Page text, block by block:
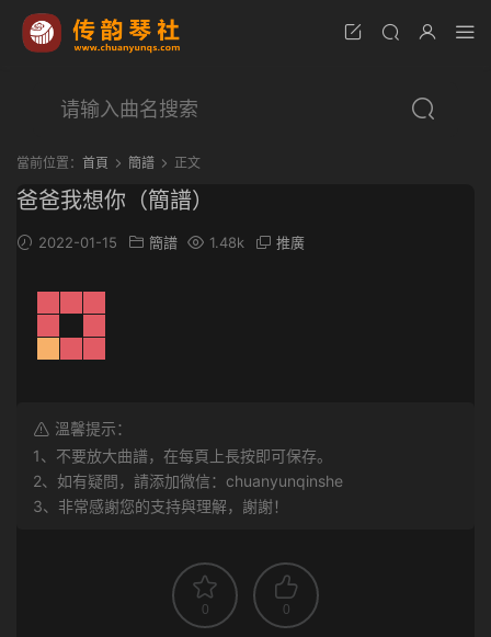
當前位置： 首頁 簡譜 正文
爸爸我想你（簡譜）
2022-01-15 簡譜 1.48k 推廣
溫馨提示：
1、不要放大曲譜，在每頁上長按即可保存。
2、如有疑問，請添加微信：chuanyunqinshe
3、非常感謝您的支持與理解，謝謝！
0 0